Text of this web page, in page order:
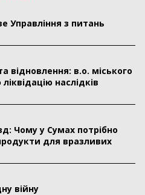
Управління з питань
відновлення: в.о. міського
наслідків
Чому у Сумах потрібно
для вразливих
війну